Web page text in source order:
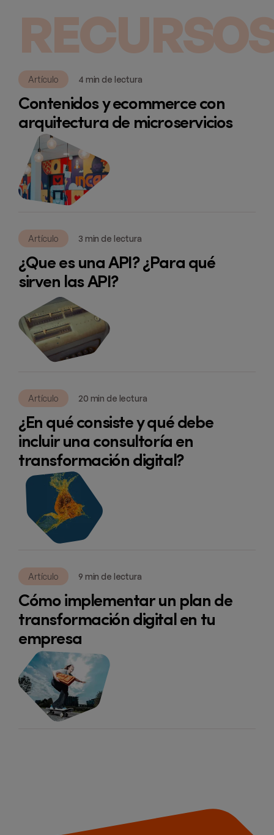
Artículo 4 min de lectura
Contenidos y ecommerce con
arquitectura de microservicios
Artículo 3 min de lectura
¿Que es una API? ¿Para qué
sirven las API?
Artículo 20 min de lectura
¿En qué consiste y qué debe
incluir una consultoría en
transformación digital?
Artículo 9 min de lectura
Cómo implementar un plan de
transformación digital en tu
empresa